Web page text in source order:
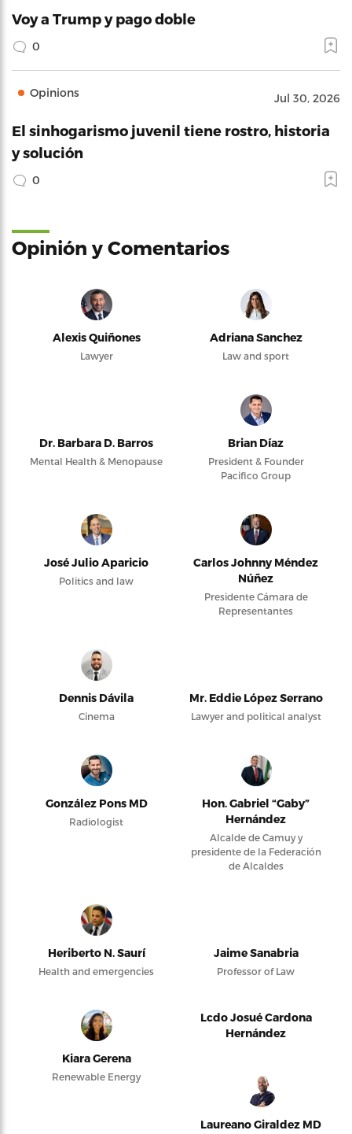
Voy a Trump y pago doble
0
Opinions Jul 30, 2026
El sinhogarismo juvenil tiene rostro, historia
y solución
0
Opinión y Comentarios
Alexis Quiñones
Lawyer
Adriana Sanchez
Law and sport
Dr. Barbara D. Barros
Mental Health & Menopause
Brian Díaz
President & Founder
Pacifico Group
José Julio Aparicio
Politics and law
Carlos Johnny Méndez
Núñez
Presidente Cámara de
Representantes
Dennis Dávila
Cinema
Mr. Eddie López Serrano
Lawyer and political analyst
González Pons MD
Radiologist
Hon. Gabriel “Gaby”
Hernández
Alcalde de Camuy y
presidente de la Federación
de Alcaldes
Heriberto N. Saurí
Health and emergencies
Jaime Sanabria
Professor of Law
Kiara Gerena
Renewable Energy
Lcdo Josué Cardona
Hernández
Laureano Giraldez MD